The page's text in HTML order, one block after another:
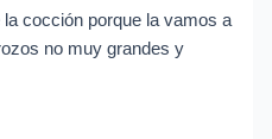
la cocción porque la vamos a
no muy grandes y